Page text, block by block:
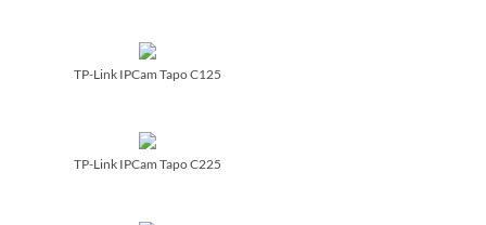
TP-Link IPCam Tapo C125
TP-Link IPCam Tapo C225